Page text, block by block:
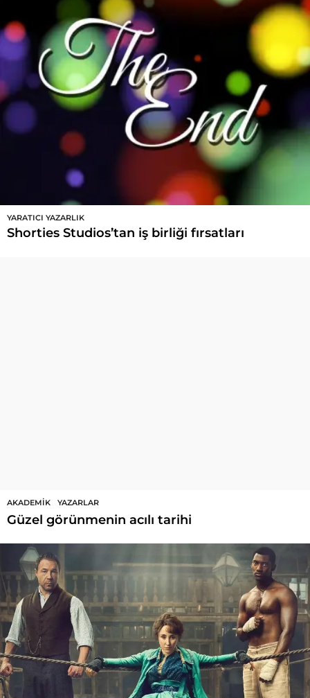
YARATICI YAZARLIK
Shorties Studios’tan iş birliği fırsatları
AKADEMIK ,YAZARLAR
Güzel görünmenin acılı tarihi